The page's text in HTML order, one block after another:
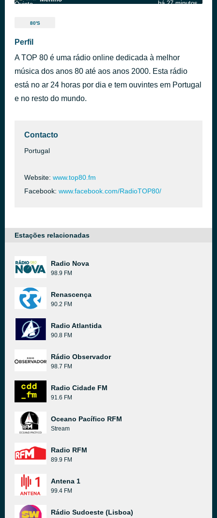
há 27 minutos
Help Me Through the Summer
Neil Smith
Easy
The Commodores
há 43 minutos
80'S
Perfil
A TOP 80 é uma rádio online dedicada à melhor
música dos anos 80 até aos anos 2000. Esta rádio
está no ar 24 horas por dia e tem ouvintes em Portugal
e no resto do mundo.
Contacto
Portugal
Website: www.top80.fm
Facebook: www.facebook.com/RadioTOP80/
Estações relacionadas
Radio Nova
98.9 FM
Renascença
90.2 FM
Radio Atlantida
90.8 FM
Rádio Observador
98.7 FM
Radio Cidade FM
91.6 FM
Oceano Pacífico RFM
Stream
Radio RFM
89.9 FM
Antena 1
99.4 FM
Rádio Sudoeste (Lisboa)